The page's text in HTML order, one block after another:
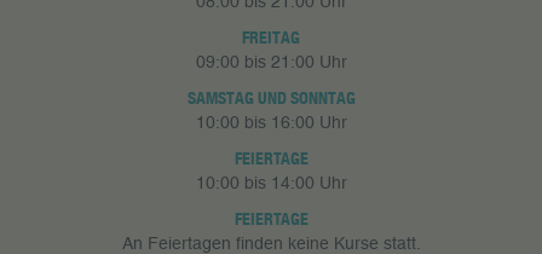
FREITAG
09:00 bis 21:00 Uhr
SAMSTAG UND SONNTAG
10:00 bis 16:00 Uhr
FEIERTAGE
10:00 bis 14:00 Uhr
FEIERTAGE
An Feiertagen finden keine Kurse statt.